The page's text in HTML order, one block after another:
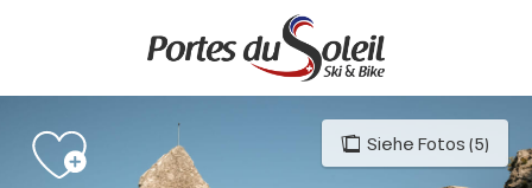
principal
Siehe Fotos (5)